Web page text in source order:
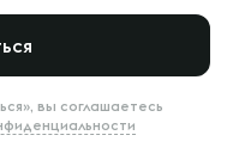
вы соглашаетесь